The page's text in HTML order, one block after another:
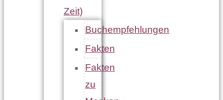
Zeit)
Buchempfehlungen
Fakten
Fakten
zu